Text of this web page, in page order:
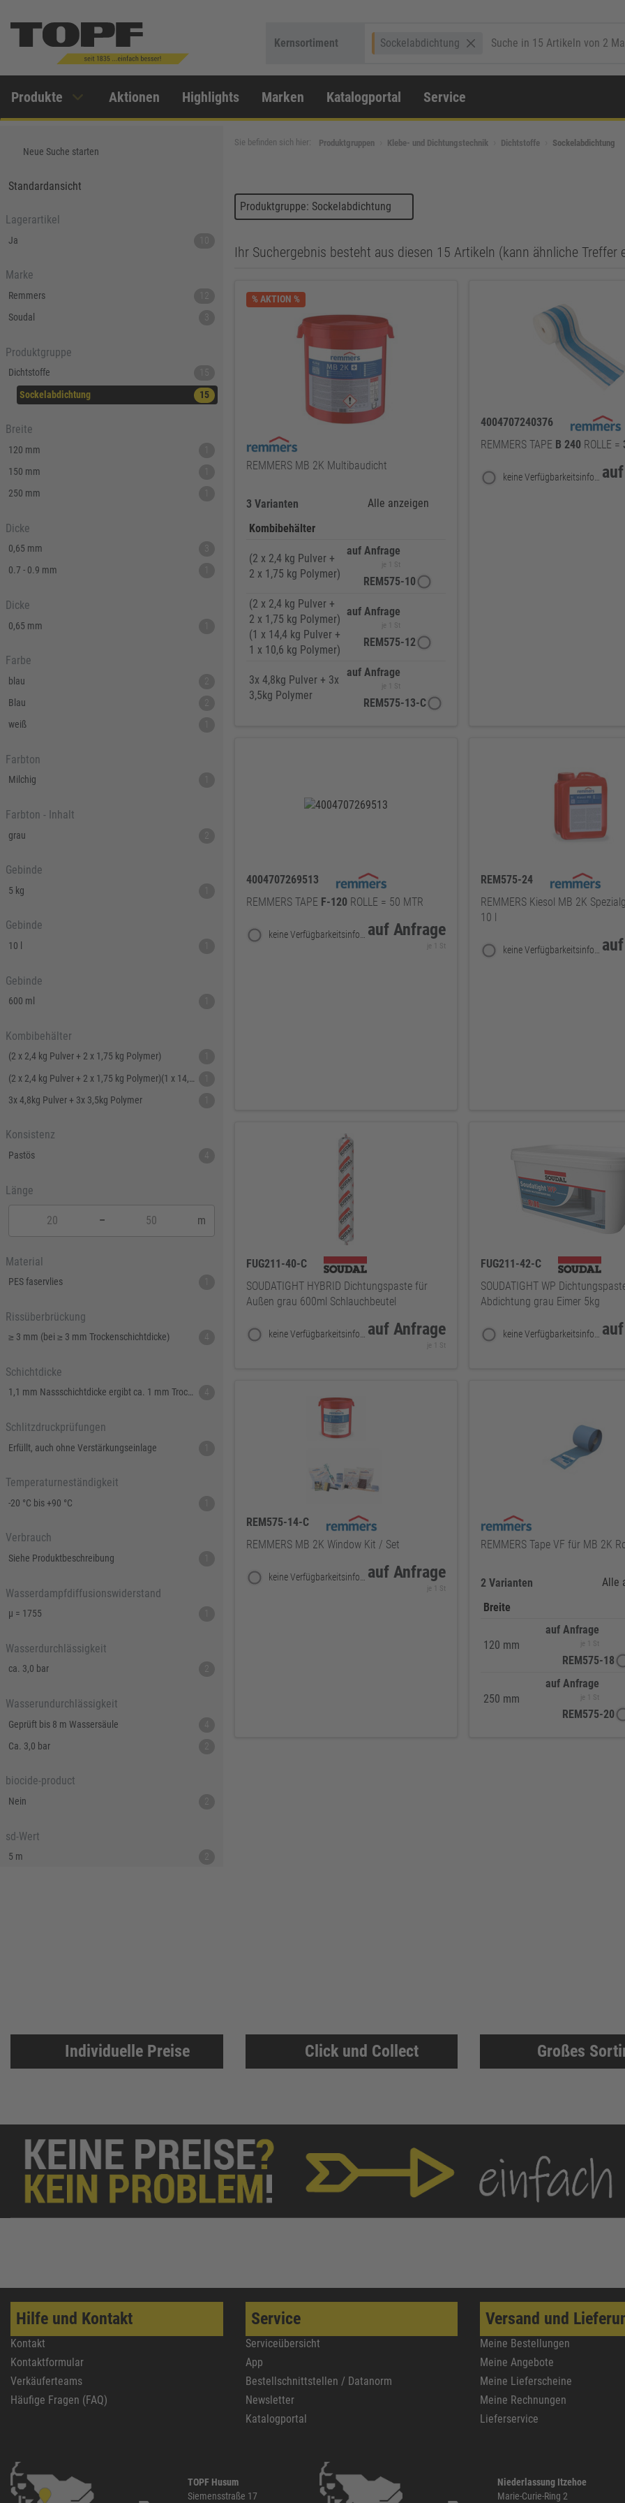
Kernsortiment Sockelabdichtung
Produkte Aktionen Highlights Marken Katalogportal Service
Neue Suche starten
Standardansicht
Lagerartikel
Ja 10
Marke
Remmers
12
Soudal
3
Produktgruppe
Dichtstoffe
15
Sockelabdichtung
15
Breite
120 mm
150 mm
250 mm
Dicke
0,65 mm
3
0.7 - 0.9 mm
Dicke
0,65 mm
Farbe
blau
2
Blau
2
weiß
Farbton
Milchig
Farbton - Inhalt
grau 2
Gebinde
5 kg
Gebinde
10 l
Gebinde
600 ml
Kombibehälter
(2 x 2,4 kg Pulver + 2 x 1,75 kg Polymer)
(2 x 2,4 kg Pulver + 2 x 1,75 kg Polymer)(1 x 14,4 kg Pulver + 1 x 10,6 kg Polymer)
3x 4,8kg Pulver + 3x 3,5kg Polymer
Konsistenz
Pastös 4
Länge
– m
Material
PES faservlies
Rissüberbrückung
≥ 3 mm (bei ≥ 3 mm Trockenschichtdicke) 4
Schichtdicke
1,1 mm Nassschichtdicke ergibt ca. 1 mm Trockenschichtdicke 4
Schlitzdruckprüfungen
Erfüllt, auch ohne Verstärkungseinlage
Temperaturneständigkeit
-20 °C bis +90 °C
Verbrauch
Siehe Produktbeschreibung
Wasserdampfdiffusionswiderstand
µ = 1755
Wasserdurchlässigkeit
ca. 3,0 bar 2
Wasserundurchlässigkeit
Geprüft bis 8 m Wassersäule
4
Ca. 3,0 bar
2
biocide-product
Nein 2
sd-Wert
5 m 2
Sie befinden sich hier: Produktgruppen Klebe- und Dichtungstechnik Dichtstoffe Sockelabdichtung
Produktgruppe: Sockelabdichtung
Ihr Suchergebnis besteht aus diesen 15 Artikeln (kann ähnliche Treffer
% AKTION %
REMMERS MB 2K Multibaudicht
3 Varianten
Alle anzeigen
Kombibehälter
(2 x 2,4 kg Pulver +
2 x 1,75 kg Polymer)
auf Anfrage
je 1 St
REM575-10
(2 x 2,4 kg Pulver +
2 x 1,75 kg Polymer)
(1 x 14,4 kg Pulver +
1 x 10,6 kg Polymer)
auf Anfrage
je 1 St
REM575-12
3x 4,8kg Pulver + 3x
3,5kg Polymer
auf Anfrage
je 1 St
REM575-13-C
4004707240376
REMMERS TAPE B 240 ROLLE =
keine Verfügbarkeitsinformationen
4004707269513
REMMERS TAPE F-120 ROLLE = 50 MTR
keine Verfügbarkeitsinformationen auf Anfrage
je 1 St
REM575-24
REMMERS Kiesol MB 2K
10 l
keine Verfügbarkeitsinformationen
FUG211-40-C
SOUDATIGHT HYBRID Dichtungspaste für
Außen grau 600ml Schlauchbeutel
keine Verfügbarkeitsinformationen auf Anfrage
je 1 St
FUG211-42-C
SOUDATIGHT WP
Abdichtung grau Eimer 5kg
keine Verfügbarkeitsinformationen
REM575-14-C
REMMERS MB 2K Window Kit / Set
keine Verfügbarkeitsinformationen auf Anfrage
je 1 St
REMMERS Tape VF für MB 2K
2 Varianten
Alle
Breite
120 mm
auf Anfrage
je 1 St
REM575-18
250 mm
auf Anfrage
je 1 St
REM575-20
Individuelle Preise Click und Collect Großes
Hilfe und Kontakt
Kontakt
Kontaktformular
Verkäuferteams
Häufige Fragen (FAQ)
Service
Serviceübersicht
App
Bestellschnittstellen / Datanorm
Newsletter
Katalogportal
Versand und
Meine Bestellungen
Meine Angebote
Meine Lieferscheine
Meine Rechnungen
Lieferservice
TOPF Husum
Siemensstraße 17
Niederlassung Itzehoe
Marie-Curie-Ring 2